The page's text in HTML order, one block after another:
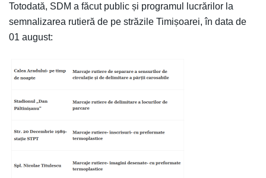
Totodată, SDM a făcut public și programul lucrărilor la
semnalizarea rutieră de pe străzile Timișoarei, în data de
01 august: